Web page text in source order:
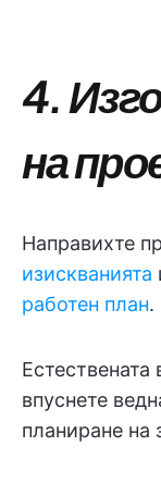
4.
на
Направихте
изискванията
работен план.
впуснете
планиране на